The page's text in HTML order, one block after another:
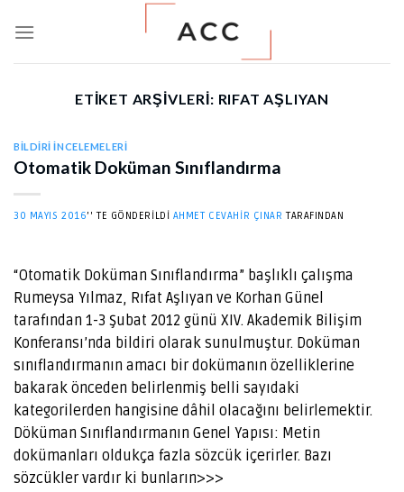
ETIKET ARŞIVLERI: RIFAT AŞLIYAN
BILDIRI İNCELEMELERI
Otomatik Doküman Sınıflandırma
30 MAYIS 2016’' TE GÖNDERILDI AHMET CEVAHIR ÇINAR TARAFINDAN
“Otomatik Doküman Sınıflandırma” başlıklı çalışma
Rumeysa Yılmaz, Rıfat Aşlıyan ve Korhan Günel
tarafından 1-3 Şubat 2012 günü XIV. Akademik Bilişim
Konferansı’nda bildiri olarak sunulmuştur. Doküman
sınıflandırmanın amacı bir dokümanın özelliklerine
bakarak önceden belirlenmiş belli sayıdaki
kategorilerden hangisine dâhil olacağını belirlemektir.
Döküman Sınıflandırmanın Genel Yapısı: Metin
dokümanları oldukça fazla sözcük içerirler. Bazı
sözcükler vardır ki bunların>>>